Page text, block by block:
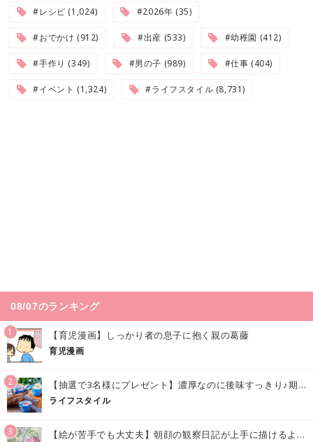
#レシピ (1,024) #2026年 (35)
#おでかけ (912) #出産 (533) #幼稚園 (412)
#手作り (349) #男の子 (989) #仕事 (404)
#イベント (1,324) #ライフスタイル (8,731)
08/07のランキング
1 【育児漫画】しっかり者の息子に抱く親の葛藤
育児漫画
2 【抽選で3名様にプレゼント】濃厚なのに後味すっきり♪期間限定の「メイトーのなめらかプリン カルピス®入りソース」で夏を味わおう！
ライフスタイル
3 【絵が苦手でも大丈夫】朝顔の観察日記が上手に描けるようになる方法｜イラスト付き